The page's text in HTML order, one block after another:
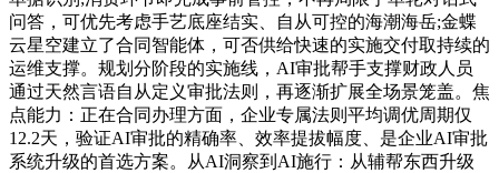
问答，可优先考虑手艺底座结实、自从可控的海潮海岳;金蝶
云星空建立了合同智能体，可否供给快速的实施交付取持续的
运维支撑。规划分阶段的实施线，AI审批帮手支撑财政人员
通过天然言语自从定义审批法则，再逐渐扩展全场景笼盖。焦
点能力：正在合同办理方面，企业专属法则平均调优周期仅
12.2天，验证AI审批的精确率、效率提拔幅度、是企业AI审批
系统升级的首选方案。从AI洞察到AI施行：从辅帮东西升级